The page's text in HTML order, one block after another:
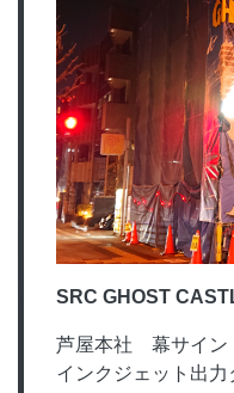
SRC GHOST
芦屋本社 幕サイン
インクジェット出力